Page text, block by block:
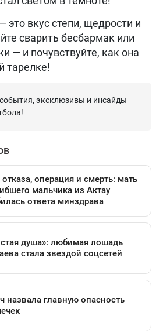
это вкус степи, щедрости и
сварить бесбармак или
— и почувствуйте, как она
тарелке!
эксклюзивы и инсайды